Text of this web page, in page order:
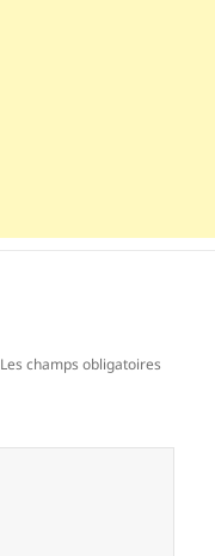
Les champs obligatoires